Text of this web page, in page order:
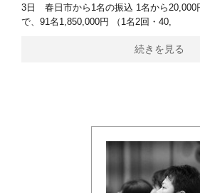
3日 春日市から1名の振込 1名から20,000
で、91名1,850,000円 （1名2回・40,
続きを見る